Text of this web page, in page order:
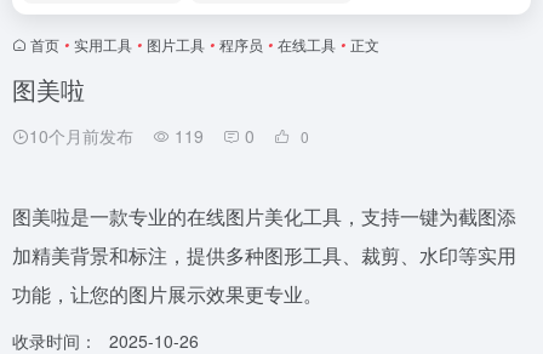
首页 • 实用工具 • 图片工具 • 程序员 • 在线工具 • 正文
图美啦
10个月前发布 119 0 0
图美啦是一款专业的在线图片美化工具，支持一键为截图添
加精美背景和标注，提供多种图形工具、裁剪、水印等实用
功能，让您的图片展示效果更专业。
收录时间：
2025-10-26